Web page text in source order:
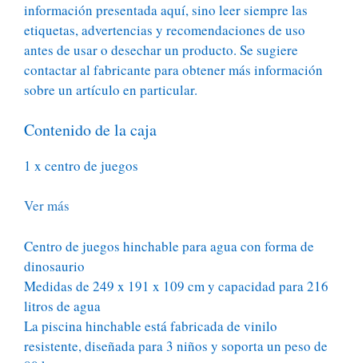
información presentada aquí, sino leer siempre las
etiquetas, advertencias y recomendaciones de uso
antes de usar o desechar un producto. Se sugiere
contactar al fabricante para obtener más información
sobre un artículo en particular.
Contenido de la caja
1 x centro de juegos
Ver más
Centro de juegos hinchable para agua con forma de
dinosaurio
Medidas de 249 x 191 x 109 cm y capacidad para 216
litros de agua
La piscina hinchable está fabricada de vinilo
resistente, diseñada para 3 niños y soporta un peso de